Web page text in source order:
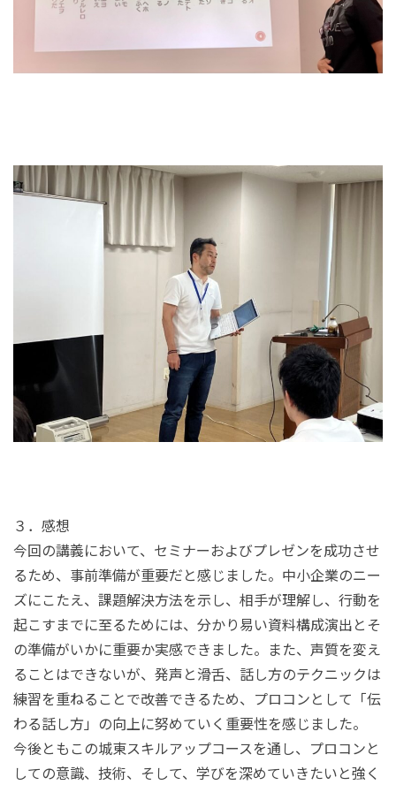
３．感想
今回の講義において、セミナーおよびプレゼンを成功させ
るため、事前準備が重要だと感じました。中小企業のニー
ズにこたえ、課題解決方法を示し、相手が理解し、行動を
起こすまでに至るためには、分かり易い資料構成演出とそ
の準備がいかに重要か実感できました。また、声質を変え
ることはできないが、発声と滑舌、話し方のテクニックは
練習を重ねることで改善できるため、プロコンとして「伝
わる話し方」の向上に努めていく重要性を感じました。
今後ともこの城東スキルアップコースを通し、プロコンと
しての意識、技術、そして、学びを深めていきたいと強く